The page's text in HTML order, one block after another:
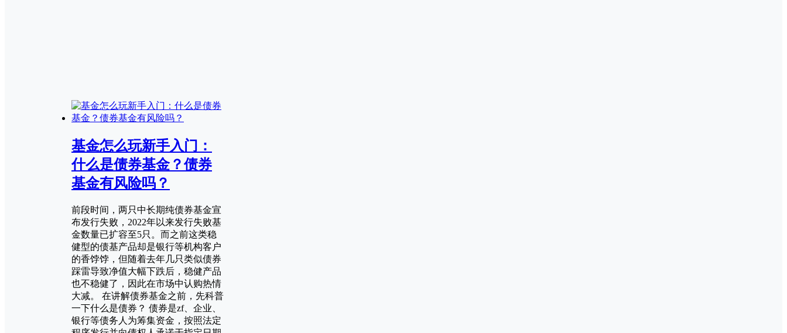
基金怎么玩新手入门：
什么是债券基金？债券
基金有风险吗？
前段时间，两只中长期纯债券基金宣
布发行失败，2022年以来发行失败基
金数量已扩容至5只。而之前这类稳
健型的债基产品却是银行等机构客户
的香饽饽，但随着去年几只类似债券
踩雷导致净值大幅下跌后，稳健产品
也不稳健了，因此在市场中认购热情
大减。 在讲解债券基金之前，先科普
一下什么是债券？ 债券是zf、企业、
银行等债务人为筹集资金，按照法定